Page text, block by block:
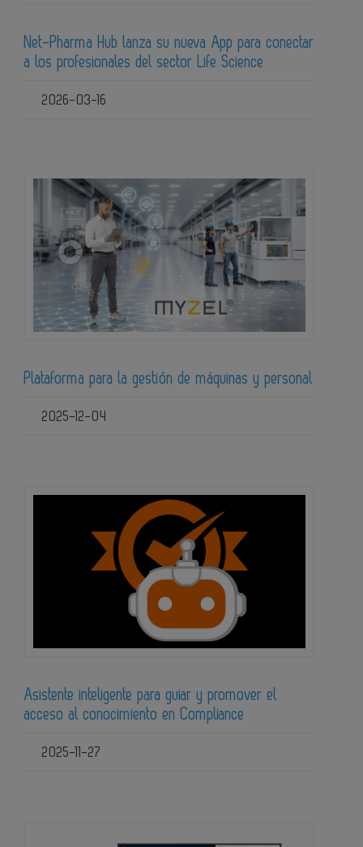
Net-Pharma Hub lanza su nueva App para conectar
a los profesionales del sector Life Science
2026-03-16
Plataforma para la gestión de máquinas y personal
2025-12-04
Asistente inteligente para guiar y promover el
acceso al conocimiento en Compliance
2025-11-27